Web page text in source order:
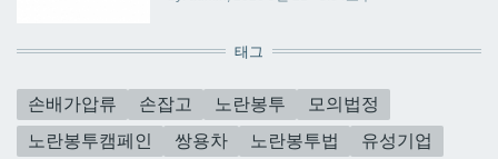
태그
손배가압류 손잡고 노란봉투
모의법정
노란봉투캠페인
쌍용차 노란봉투법
유성기업